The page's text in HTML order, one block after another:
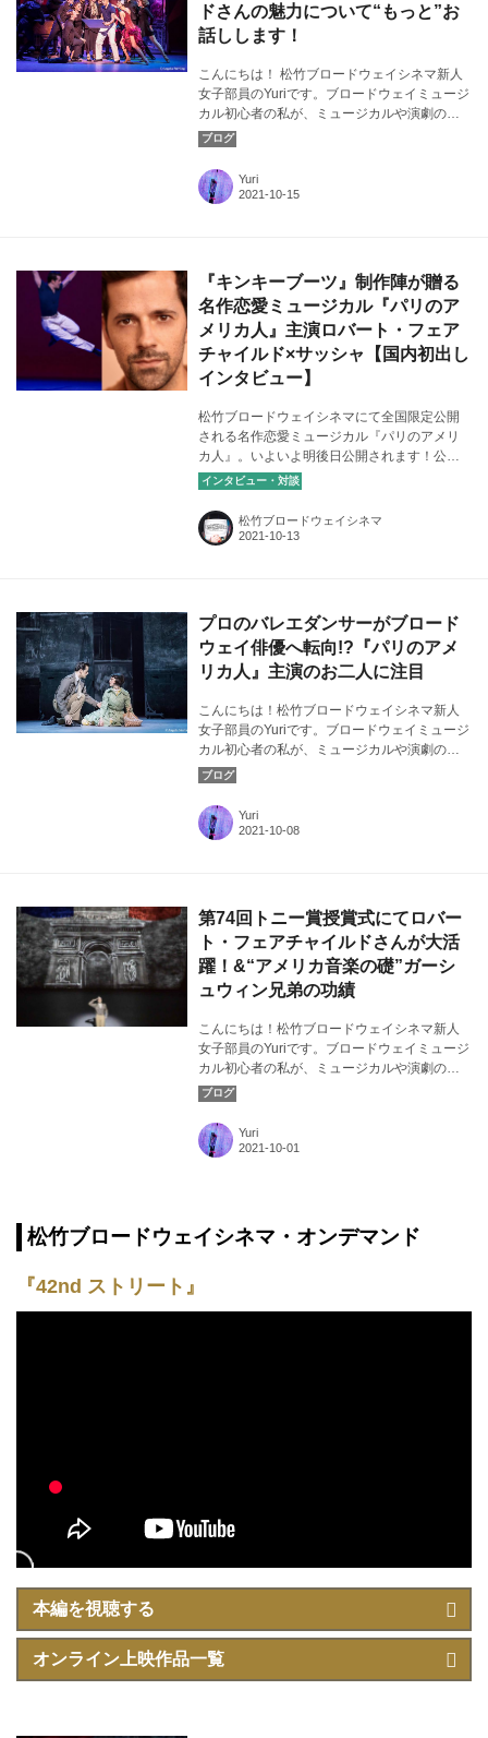
ドさんの魅力について“もっと”お
話しします！
こんにちは！ 松竹ブロードウェイシネマ新人
女子部員のYuriです。ブロードウェイミュージ
カル初心者の私が、ミュージカルや演劇の素
晴らしさについて気ままに発信！ いよいよ本
日『パリのアメリカ人』が公開！ そこで今回
は、前回に引き続き主演を務めたジェリー・
マリガン役のロバート・フェアチャイルドさ
などを少し掘り下げてお届けします。カバー
画像：『パリのアメリカ人』よりⒸAngela
Sterling
Yuri
『キンキーブーツ』制作陣が贈る
名作恋愛ミュージカル『パリのア
メリカ人』主演ロバート・フェア
チャイルド×サッシャ【国内初出し
インタビュー】
松竹ブロードウェイシネマにて全国限定公開
される名作恋愛ミュージカル『パリのアメリ
カ人』。いよいよ明後日公開されます！公開
を記念して、主演のジェリー・マリガン役を
務めたロバート・フェアチャイルドさんに国
内初インタビューを行いました。ミュージカ
ルに出演したきっかけや、共演者とのエピソ
ャさんをお招きし、終始笑顔が絶えないスペ
シャルなひとときとなりました。ぜひご覧く
ださい！カバー画像：（左）『パリのアメリ
カ人』よりⒸAngela Sterling（右）ⒸRyan
松竹ブロードウェイシネマ
プロのバレエダンサーがブロード
ウェイ俳優へ転向!?『パリのアメ
リカ人』主演のお二人に注目
こんにちは！松竹ブロードウェイシネマ新人
女子部員のYuriです。ブロードウェイミュージ
カル初心者の私が、ミュージカルや演劇の素
晴らしさについて気ままに発信！今回は、
リー・マリガン役のロバート・フェアチャイ
ルドさんと、リズ・ダッサン役のリャーン・
Yuri
第74回トニー賞授賞式にてロバー
ト・フェアチャイルドさんが大活
躍！&“アメリカ音楽の礎”ガーシ
ュウィン兄弟の功績
こんにちは！松竹ブロードウェイシネマ新人
女子部員のYuriです。ブロードウェイミュージ
カル初心者の私が、ミュージカルや演劇の素
晴らしさについて気ままに発信！今回は、先
日開催された『第74回トニー賞授賞式』と
『パリのアメリカ人』の楽曲を創り上げた偉
大なる作曲家・作詞家のガーシュウィン兄弟
Yuri
松竹ブロードウェイシネマ・オンデマンド
『42nd ストリート』
本編を視聴する
オンライン上映作品一覧